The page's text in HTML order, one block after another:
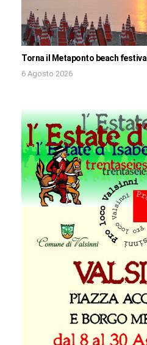
Torna il Metaponto beach festival
6 Agosto 2026